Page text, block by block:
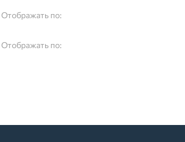
Отображать по:
Отображать по: